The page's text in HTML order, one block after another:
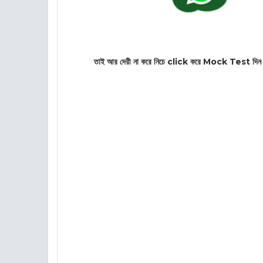
তাই আর দেরী না করে নিচে click করে Mock Test দিন